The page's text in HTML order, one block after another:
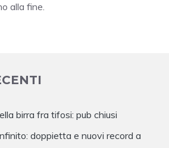
alla fine.
birra fra tifosi: pub chiusi
doppietta e nuovi record a